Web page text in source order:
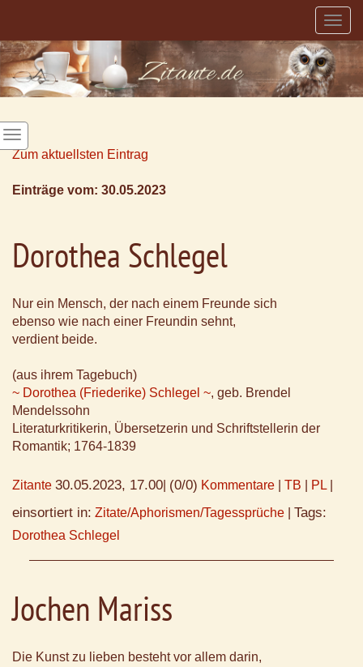
Zum aktuellsten Eintrag
Einträge vom: 30.05.2023
Dorothea Schlegel
Nur ein Mensch, der nach einem Freunde sich
ebenso wie nach einer Freundin sehnt,
verdient beide.
(aus ihrem Tagebuch)
~ Dorothea (Friederike) Schlegel ~, geb. Brendel
Mendelssohn
Literaturkritikerin, Übersetzerin und Schriftstellerin der
Romantik; 1764-1839
Zitante 30.05.2023, 17.00 (0/0) Kommentare TB PL
einsortiert in: Zitate/Aphorismen/Tagessprüche Tags:
Dorothea Schlegel
Jochen Mariss
Die Kunst zu lieben besteht vor allem darin,